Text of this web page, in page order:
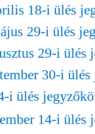
18-i ülés
29-i ülés
29-i ülés
30-i
i ülés
14-i ülés